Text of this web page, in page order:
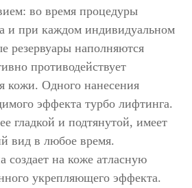
во время процедуры
и при каждом индивидуальном
резервуары наполняются
противодействует
кожи. Одного нанесения
эффекта турбо лифтинга.
гладкой и подтянутой, имеет
вид в любое время.
создает на коже атласную
укрепляющего эффекта.